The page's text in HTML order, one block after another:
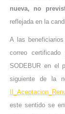
nueva, no
reflejada en la
A las
correo
SODEBUR en el
siguiente de la
este sentido se